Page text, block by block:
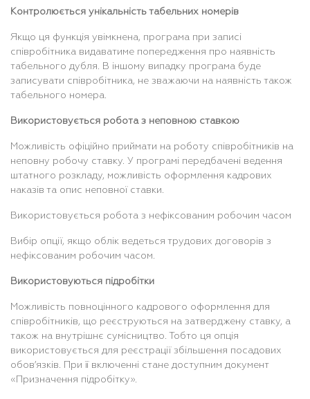
Контролюється унікальність табельних номерів
Якщо ця функція увімкнена, програма при записі
співробітника видаватиме попередження про наявність
табельного дубля. В іншому випадку програма буде
записувати співробітника, не зважаючи на наявність також
табельного номера.
Використовується робота з неповною ставкою
Можливість офіційно приймати на роботу співробітників на
неповну робочу ставку. У програмі передбачені ведення
штатного розкладу, можливість оформлення кадрових
наказів та опис неповної ставки.
Використовується робота з нефіксованим робочим часом
Вибір опції, якщо облік ведеться трудових договорів з
нефіксованим робочим часом.
Використовуються підробітки
Можливість повноцінного кадрового оформлення для
співробітників, що реєструються на затверджену ставку, а
також на внутрішнє сумісництво. Тобто ця опція
використовується для реєстрації збільшення посадових
обов’язків. При її включенні стане доступним документ
«Призначення підробітку».